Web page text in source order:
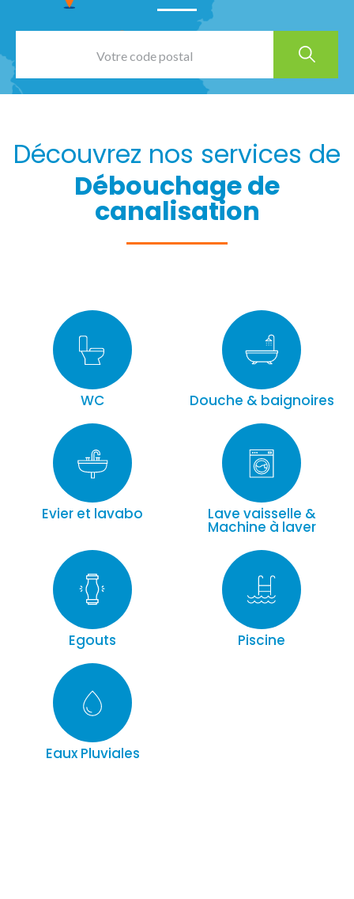
Découvrez nos services de
Débouchage de
canalisation
WC Douche & baignoires
Evier et lavabo Lave vaisselle &
Machine à laver
Egouts Piscine
Eaux Pluviales